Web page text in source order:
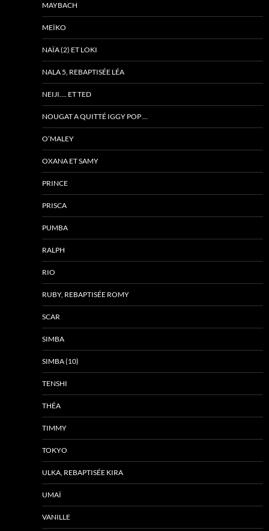
MAYBACH
MEÏKO
NAÏA (2) ET LOKI
NALA 5, REBAPTISÉE LÉA
NEIJI…. ET TED
NOUGAT A QUITTÉ IGGY POP …
O’MALEY
OXANA ET SAMY
PRINCE
PRISCA
PUMBA
RALPH
RIO
RUBY, REBAPTISÉE ROMY
SCAR
SIMBA
SIMBA (10)
TENSHI
THÉA
TIMMY
TOKYO
ULKA, REBAPTISÉE KIRA
UMAÏ
VANILLE